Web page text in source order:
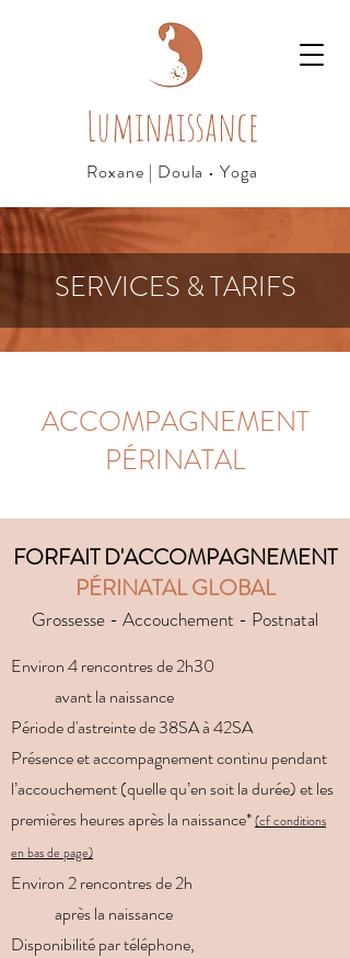
Luminaissance
Roxane | Doula • Yoga
SERVICES & TARIFS
ACCOMPAGNEMENT
PÉRINATAL
FORFAIT D'ACCOMPAGNEMENT
PÉRINATAL GLOBAL
Grossesse - Accouchement - Postnatal
Environ 4 rencontres de 2h30
avant la naissance
Période d'astreinte de 38SA à 42SA
Présence et accompagnement continu pendant
l’accouchement (quelle qu’en soit la durée) et les
premières heures après la naissance*(cf conditions
en bas de page)
Environ 2 rencontres de 2h
après la naissance
Disponibilité par téléphone,